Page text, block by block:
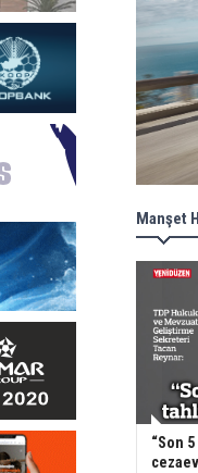
Manşet
“Son